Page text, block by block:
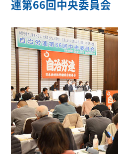
連第66回中央委員会